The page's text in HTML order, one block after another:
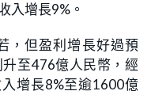
入增長9%。
，但盈利增長好過預
至476億人民幣，經
增長8%至逾1600億